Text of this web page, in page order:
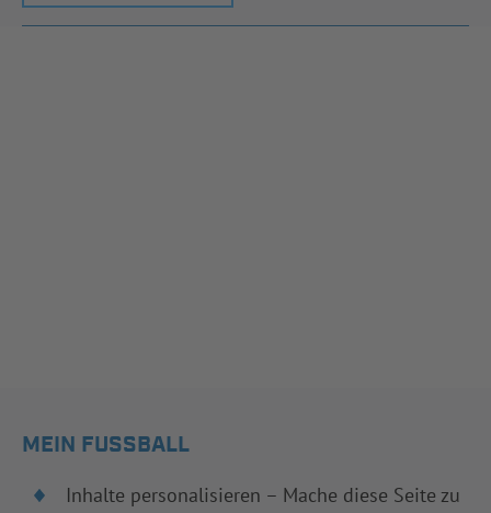
MEIN FUSSBALL
Inhalte personalisieren – Mache diese Seite zu